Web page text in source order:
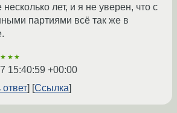
лет, и я не уверен, что с
партиями всё так же в
15:40:59 +00:00
ответ
Ссылка